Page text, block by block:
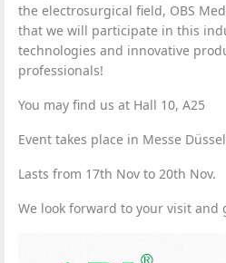
the electrosurgical field, OBS
that we will participate in this
technologies and innovative
professionals!
You may find us at Hall 10, A25
Event takes place in Messe
Lasts from 17th Nov to 20th Nov.
We look forward to your visit and